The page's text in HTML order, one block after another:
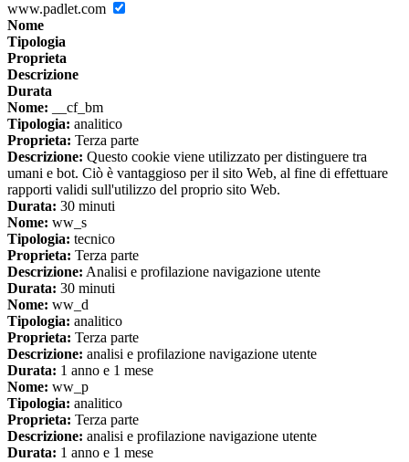
www.padlet.com
Nome
Tipologia
Proprieta
Descrizione
Durata
Nome: __cf_bm
Tipologia: analitico
Proprieta: Terza parte
Descrizione: Questo cookie viene utilizzato per distinguere tra
umani e bot. Ciò è vantaggioso per il sito Web, al fine di effettuare
rapporti validi sull'utilizzo del proprio sito Web.
Durata: 30 minuti
Nome: ww_s
Tipologia: tecnico
Proprieta: Terza parte
Descrizione: Analisi e profilazione navigazione utente
Durata: 30 minuti
Nome: ww_d
Tipologia: analitico
Proprieta: Terza parte
Descrizione: analisi e profilazione navigazione utente
Durata: 1 anno e 1 mese
Nome: ww_p
Tipologia: analitico
Proprieta: Terza parte
Descrizione: analisi e profilazione navigazione utente
Durata: 1 anno e 1 mese